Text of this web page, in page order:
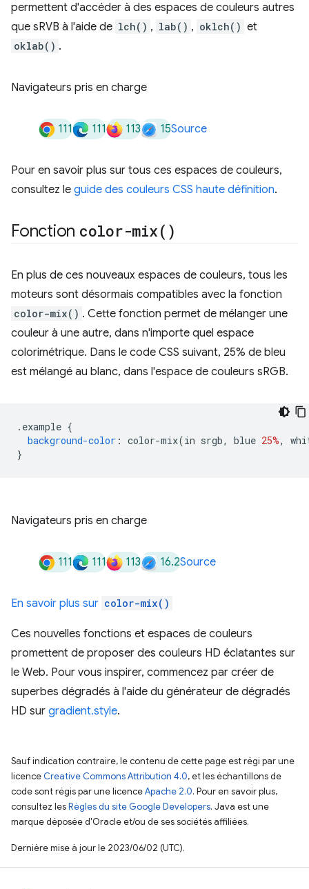
permettent d'accéder à des espaces de couleurs autres
que sRVB à l'aide de lch() , lab() , oklch() et
oklab() .
Navigateurs pris en charge
111 111 113 15Source
Pour en savoir plus sur tous ces espaces de couleurs,
consultez le guide des couleurs CSS haute définition.
Fonction color-mix( )
En plus de ces nouveaux espaces de couleurs, tous les
moteurs sont désormais compatibles avec la fonction
color-mix() . Cette fonction permet de mélanger une
couleur à une autre, dans n'importe quel espace
colorimétrique. Dans le code CSS suivant, 25% de bleu
est mélangé au blanc, dans l'espace de couleurs sRGB.
. example {
background-color : color-mix(in srgb, blue 25%,
}
Navigateurs pris en charge
111 111 113 16.2Source
En savoir plus sur color-mix()
Ces nouvelles fonctions et espaces de couleurs
promettent de proposer des couleurs HD éclatantes sur
le Web. Pour vous inspirer, commencez par créer de
superbes dégradés à l'aide du générateur de dégradés
HD sur gradient.style.
Sauf indication contraire, le contenu de cette page est régi par une
licence Creative Commons Attribution 4.0, et les échantillons de
code sont régis par une licenceApache 2.0. Pour en savoir plus,
consultez lesRègles du site Google Developers. Java est une
marque déposée d'Oracle et/ou de ses sociétés affiliées.
Dernière mise à jour le 2023/06/02 (UTC).